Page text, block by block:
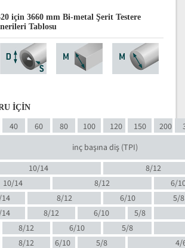
için 3660 mm Bi-metal Şerit Testere
Tablosu
İÇİN
40 60 80 100 120 150 200
inç başına diş (TPI)
10/14
8/12
10/14 8/12
6/
8/12 6/10
5/8
8/12 6/10
5/8
8/12 6/10
5/8
8/12 6/10 5/8
4/